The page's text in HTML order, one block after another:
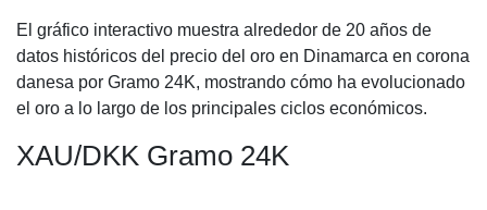
El gráfico interactivo muestra alrededor de 20 años de
datos históricos del precio del oro en Dinamarca en corona
danesa por Gramo 24K, mostrando cómo ha evolucionado
el oro a lo largo de los principales ciclos económicos.
XAU/DKK Gramo 24K